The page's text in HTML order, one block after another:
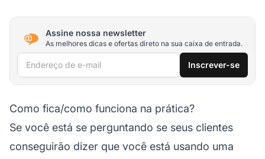
Assine nossa newsletter
As melhores dicas e ofertas direto na sua caixa de entrada.
Endereço de e-mail Inscrever-se
Como fica/como funciona na prática?
Se você está se perguntando se seus clientes
conseguirão dizer que você está usando uma